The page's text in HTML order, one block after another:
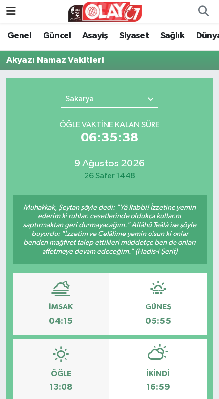
Genel Güncel Asayiş Siyaset Sağlık
Akyazı Namaz Vakitleri
Sakarya
ÖĞLE VAKTİNE KALAN SÜRE
06:35:38
9 Ağustos 2026
26 Safer 1448
Muhakkak, Şeytan şöyle dedi: "Yâ Rabbi! İzzetine yemin
ederim ki ruhları cesetlerinde oldukça kullarını
saptırmaktan geri durmayacağım." Allâhü Teâlâ ise şöyle
buyurdu: "İzzetim ve Celâlime yemin olsun ki onlar
benden mağfiret talep ettikleri müddetçe ben de onları
affetmeye devam edeceğim." (Hadis-i Şerif)
İMSAK
04:15
GÜNEŞ
05:55
ÖĞLE
13:08
İKINDI
16:59
KATEGORİSİZ
ANA SAYFA
Kültür Sanat
Dünya
Bilim veTeknoloji
Eğitim
SEKTÖR
Magazin
haber ara
Genel
Güncel
Eğitim
Spor
Zonguldak Nöbetçi Eczaneler
Zonguldak Hava Durumu
Süper Lig Puan Durumu ve Fikstür
Tüm Manşetler
Haber Arşivi